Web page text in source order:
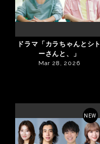
ドラマ「カラちゃんとシト
ーさんと、」
Mar 28, 2026
NEW